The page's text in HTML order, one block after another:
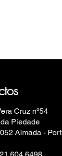
Cruz nº54
Piedade
Almada -
604 6498